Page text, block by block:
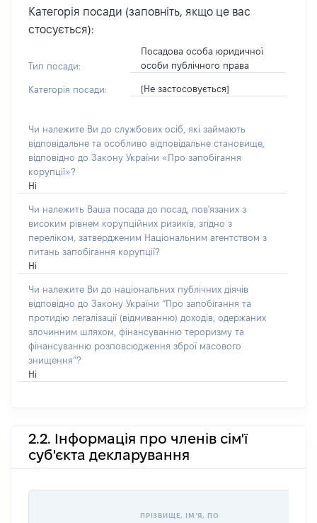
Категорія посади (заповніть, якщо це вас
стосується):
Тип посади:
Посадова особа юридичної
особи публічного права
Категорія посади: [Не застосовується]
Чи належите Ви до службових осіб, які займають
відповідальне та особливо відповідальне становище,
відповідно до Закону України «Про запобігання
корупції»?
Ні
Чи належить Ваша посада до посад, пов'язаних з
високим рівнем корупційних ризиків, згідно з
переліком, затвердженим Національним агентством з
питань запобігання корупції?
Ні
Чи належите Ви до національних публічних діячів
відповідно до Закону України “Про запобігання та
протидію легалізації (відмиванню) доходів, одержаних
злочинним шляхом, фінансуванню тероризму та
фінансуванню розповсюдження зброї масового
знищення”?
Ні
2.2. Інформація про членів сім'ї
суб'єкта декларування
ПРІЗВИЩЕ, ІМʼЯ, ПО